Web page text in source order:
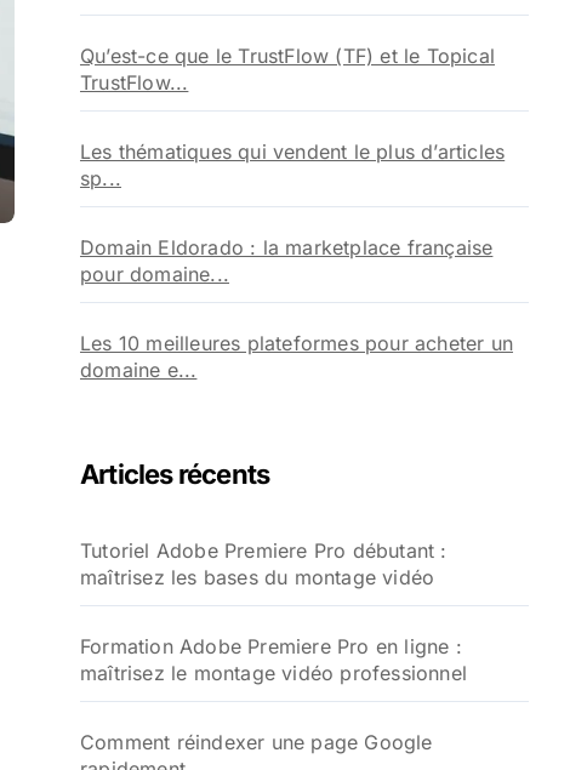
Qu’est-ce que le TrustFlow (TF) et le Topical
TrustFlow...
Les thématiques qui vendent le plus d’articles
sp...
Domain Eldorado : la marketplace française
pour domaine...
Les 10 meilleures plateformes pour acheter un
domaine e...
Articles récents
Tutoriel Adobe Premiere Pro débutant :
maîtrisez les bases du montage vidéo
Formation Adobe Premiere Pro en ligne :
maîtrisez le montage vidéo professionnel
Comment réindexer une page Google